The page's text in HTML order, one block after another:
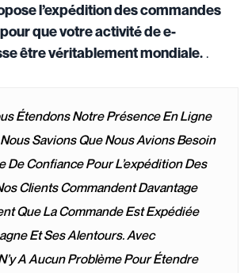
l’expédition des commandes
que votre activité de e-
être véritablement mondiale. .
Étendons Notre Présence En Ligne
Savions Que Nous Avions Besoin
De Confiance Pour L’expédition Des
Clients Commandent Davantage
Que La Commande Est Expédiée
Et Ses Alentours. Avec
A Aucun Problème Pour Étendre